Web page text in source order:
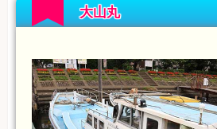
大山丸